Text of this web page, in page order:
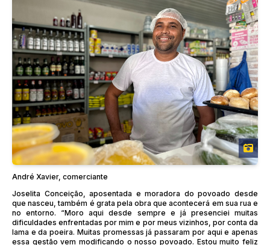
André Xavier, comerciante
Joselita Conceição, aposentada e moradora do povoado desde
que nasceu, também é grata pela obra que acontecerá em sua rua e
no entorno. “Moro aqui desde sempre e já presenciei muitas
dificuldades enfrentadas por mim e por meus vizinhos, por conta da
lama e da poeira. Muitas promessas já passaram por aqui e apenas
essa gestão vem modificando o nosso povoado. Estou muito feliz